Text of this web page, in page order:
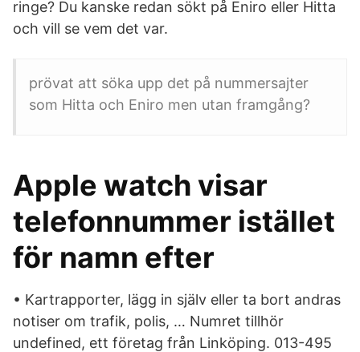
ringe? Du kanske redan sökt på Eniro eller Hitta
och vill se vem det var.
prövat att söka upp det på nummersajter
som Hitta och Eniro men utan framgång?
Apple watch visar
telefonnummer istället
för namn efter
• Kartrapporter, lägg in själv eller ta bort andras
notiser om trafik, polis, … Numret tillhör
undefined, ett företag från Linköping. 013-495